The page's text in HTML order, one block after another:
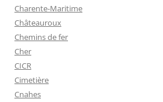
Charente-Maritime
Châteauroux
Chemins de fer
Cher
CICR
Cimetière
Cnahes